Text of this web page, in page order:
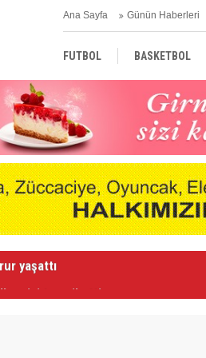
Ana Sayfa Günün Haberleri
FUTBOL BASKETBOL
TÜRKİYE AVRUPA
temsil etti